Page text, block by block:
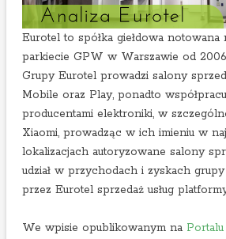
y
n
i
k
a
c
h
3
k
w
r
Eurotel to spółka giełdowa notowana
parkiecie GPW w Warszawie od
Grupy Eurotel prowadzi salony
Mobile oraz Play, ponadto
producentami elektroniki, w
Xiaomi, prowadząc w ich imieniu w
lokalizacjach autoryzowane salony
udział w przychodach i zyskach
przez Eurotel sprzedaż usług
We wpisie opublikowanym na